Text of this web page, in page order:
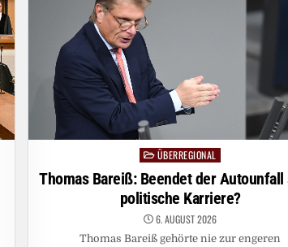
Posted
in
ÜBERREGIONAL
Thomas Bareiß: Beendet der Autounfall
politische Karriere?
6. AUGUST 2026
Thomas Bareiß gehörte nie zur engeren